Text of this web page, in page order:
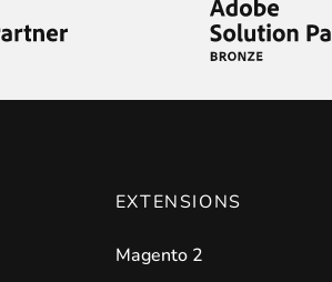
EXTENSIONS
Magento 2